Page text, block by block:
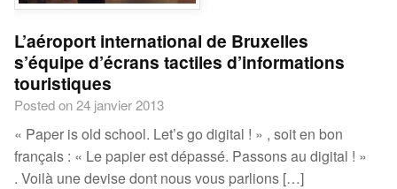
L’aéroport international de Bruxelles
s’équipe d’écrans tactiles d’informations
touristiques
Posted on 24 janvier 2013
« Paper is old school. Let’s go digital ! » , soit en bon
français : « Le papier est dépassé. Passons au digital ! »
. Voilà une devise dont nous vous parlions […]